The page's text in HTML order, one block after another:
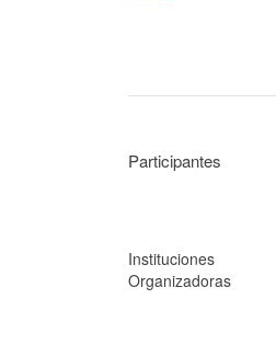
Participantes
Instituciones
Organizadoras